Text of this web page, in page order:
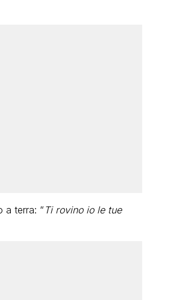
a terra: “ Ti rovino io le tue